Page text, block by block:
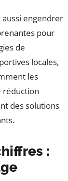
engendrer
pour
de
locales,
les
réduction
des solutions
: